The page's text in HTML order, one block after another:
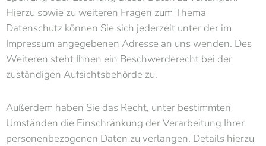
Hierzu sowie zu weiteren Fragen zum Thema
Datenschutz können Sie sich jederzeit unter der im
Impressum angegebenen Adresse an uns wenden. Des
Weiteren steht Ihnen ein Beschwerderecht bei der
zuständigen Aufsichtsbehörde zu.
Außerdem haben Sie das Recht, unter bestimmten
Umständen die Einschränkung der Verarbeitung Ihrer
personenbezogenen Daten zu verlangen. Details hierzu